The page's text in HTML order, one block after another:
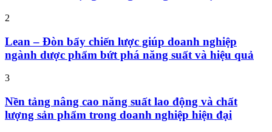
2
Lean – Đòn bẩy chiến lược giúp doanh nghiệp
ngành dược phẩm bứt phá năng suất và hiệu quả
3
Nền tảng nâng cao năng suất lao động và chất
lượng sản phẩm trong doanh nghiệp hiện đại